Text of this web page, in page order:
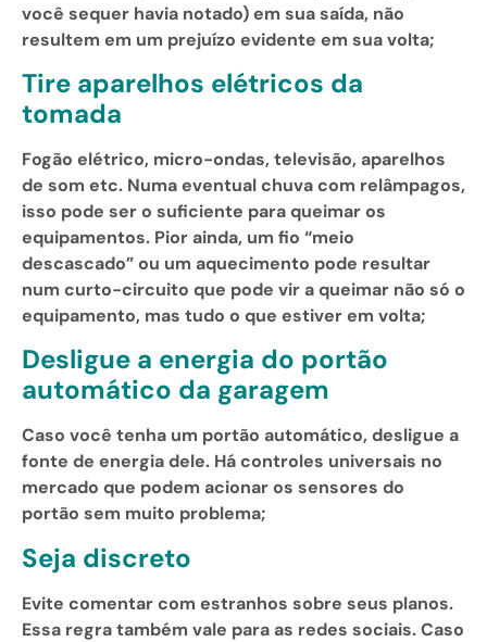
você sequer havia notado) em sua saída, não
resultem em um prejuízo evidente em sua volta;
Tire aparelhos elétricos da
tomada
Fogão elétrico, micro-ondas, televisão, aparelhos
de som etc. Numa eventual chuva com relâmpagos,
isso pode ser o suficiente para queimar os
equipamentos. Pior ainda, um fio “meio
descascado” ou um aquecimento pode resultar
num curto-circuito que pode vir a queimar não só o
equipamento, mas tudo o que estiver em volta;
Desligue a energia do portão
automático da garagem
Caso você tenha um portão automático, desligue a
fonte de energia dele. Há controles universais no
mercado que podem acionar os sensores do
portão sem muito problema;
Seja discreto
Evite comentar com estranhos sobre seus planos.
Essa regra também vale para as redes sociais. Caso